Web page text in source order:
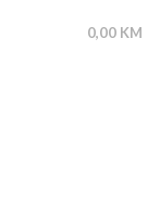
0,00 KM